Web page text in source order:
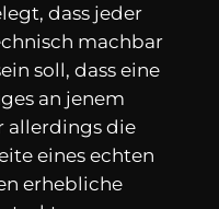
dass jeder
machbar
soll, dass eine
an jenem
allerdings die
eines echten
erhebliche